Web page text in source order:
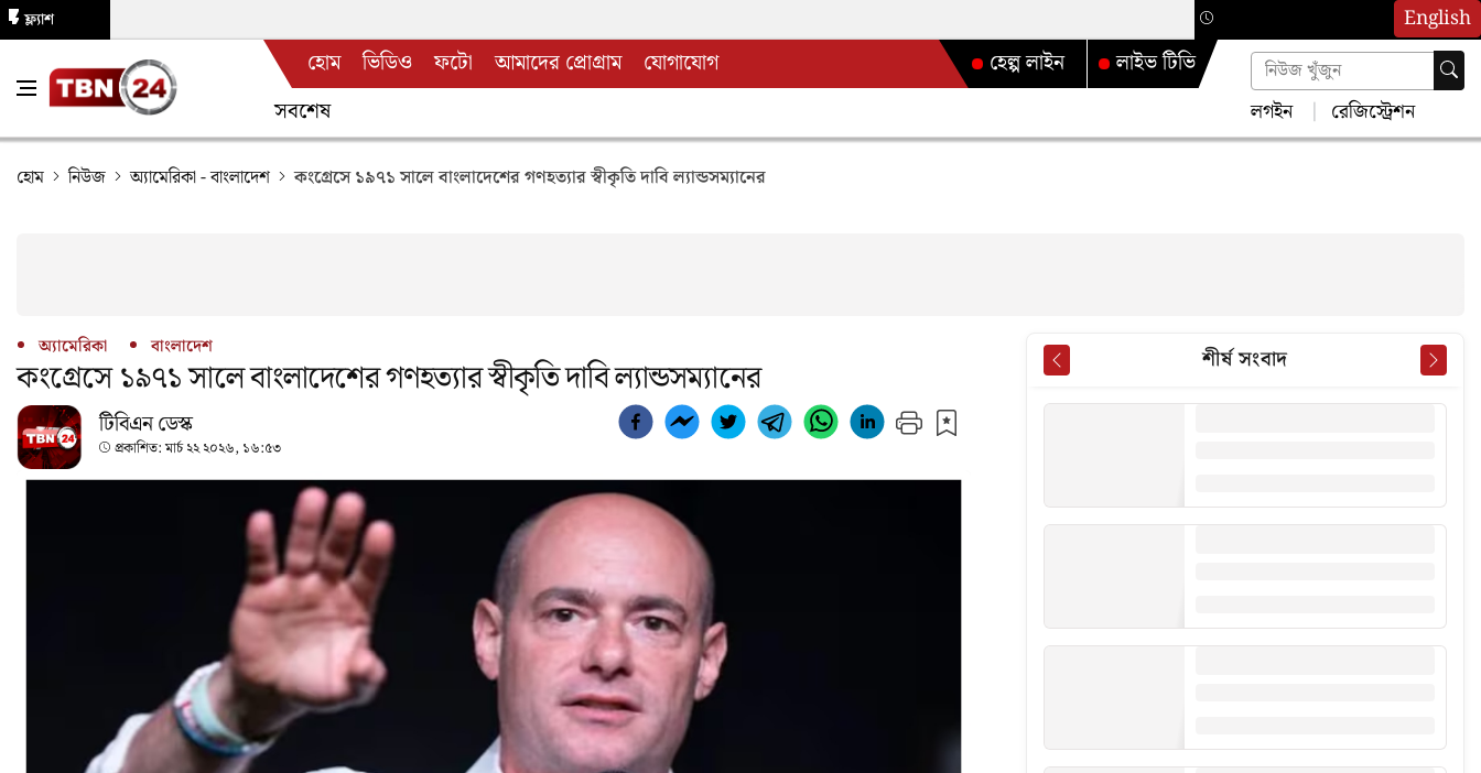
English
ফ্ল্যাশ
হোম ভিডিও ফটো আমাদের প্রোগ্রাম যোগাযোগ লাইভ টিভি
হেল্প লাইন
সবশেষ
লগইন রেজিস্ট্রেশন
হোম নিউজ অ্যামেরিকা-বাংলাদেশ কংগ্রেসে ১৯৭১ সালে বাংলাদেশের গণহত্যার স্বীকৃতি দাবি ল্যান্ডসম্যানের
অ্যামেরিকা বাংলাদেশ
কংগ্রেসে ১৯৭১ সালে বাংলাদেশের গণহত্যার স্বীকৃতি দাবি ল্যান্ডসম্যানের
টিবিএন ডেস্ক
প্রকাশিত:মার্চ ২২ ২০২৬, ১৬:৫৩
শীর্ষ সংবাদ